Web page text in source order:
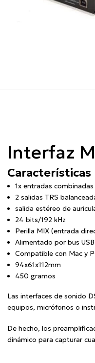
Interfaz
Características
1x entradas combinadas
2 salidas TRS
salida estéreo de
24 bits/192 kHz
Perilla MIX (entrada
Alimentado por bus USB
Compatible con Mac y
94x61x112mm
450 gramos
Las interfaces de sonido
equipos, micrófonos o
De hecho, los
dinámico para capturar